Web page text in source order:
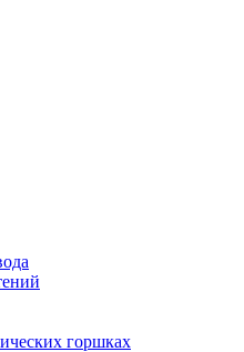
горшках